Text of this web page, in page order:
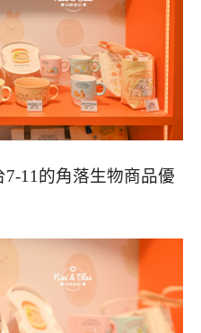
11的角落生物商品優